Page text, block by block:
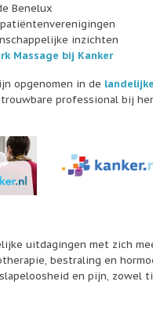
Benelux
inzichten
Massage bij Kanker
opgenomen in de
professional bij
uitdagingen met zich
bestraling en
en pijn, zowel